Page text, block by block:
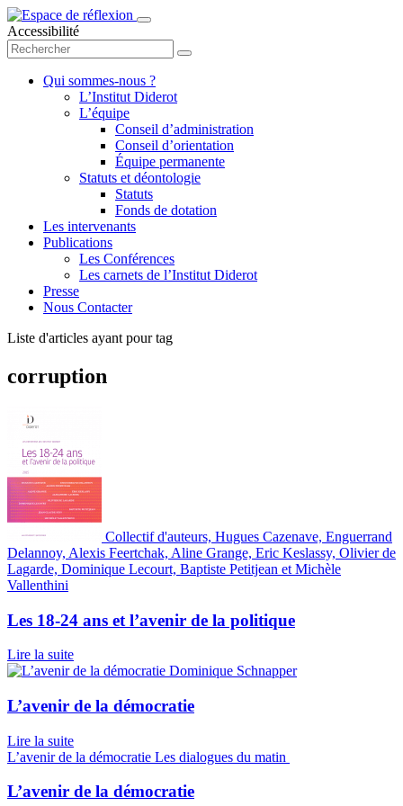
Accessibilité
Qui sommes-nous ?
L’Institut Diderot
L’équipe
Conseil d’administration
Conseil d’orientation
Équipe permanente
Statuts et déontologie
Statuts
Fonds de dotation
Les intervenants
Publications
Les Conférences
Les carnets de l’Institut Diderot
Presse
Nous Contacter
Liste d'articles ayant pour tag
corruption
Collectif d'auteurs, Hugues Cazenave, Enguerrand
Delannoy, Alexis Feertchak, Aline Grange, Eric Keslassy, Olivier de
Lagarde, Dominique Lecourt, Baptiste Petitjean et Michèle
Vallenthini
Les 18-24 ans et l’avenir de la politique
Lire la suite
Dominique Schnapper
L’avenir de la démocratie
Lire la suite
L’avenir de la démocratie Les dialogues du matin
L’avenir de la démocratie